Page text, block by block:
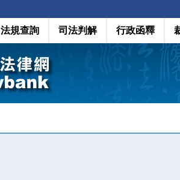
法規查詢 司法判解 行政函釋